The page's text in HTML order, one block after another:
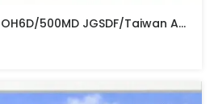
MODELO ESCALA 1/48 OH6D/500MD JGSDF/Taiwan AF Observation/Trainer Helicopter (Ltd Edition)